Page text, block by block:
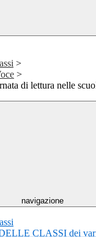
>
>
di lettura nelle
navigazione
CLASSI dei